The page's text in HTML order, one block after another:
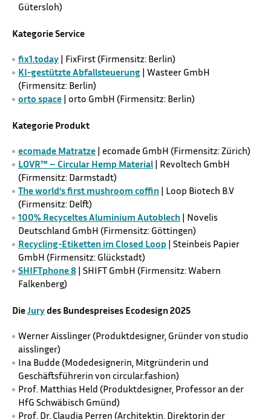
Gütersloh)
Kategorie Service
fix1.today | FixFirst (Firmensitz: Berlin)
KI-gestützte Abfallsteuerung | Wasteer GmbH
(Firmensitz: Berlin)
orto space | orto GmbH (Firmensitz: Berlin)
Kategorie Produkt
ecomade Matratze | ecomade GmbH (Firmensitz:Zürich)
LOVR™ – Circular Hemp Material | Revoltech GmbH
(Firmensitz: Darmstadt)
The world‘s first mushroom coffin | Loop Biotech B.V
(Firmensitz: Delft)
100% Recyceltes Aluminium Autoblech | Novelis
Deutschland GmbH (Firmensitz: Göttingen)
Recycling-Etiketten im Closed Loop | Steinbeis Papier
GmbH (Firmensitz: Glückstadt)
SHIFTphone 8 | SHIFT GmbH (Firmensitz:Wabern
Falkenberg)
DieJurydes Bundespreises Ecodesign 2025
Werner Aisslinger (Produktdesigner, Gründer von studio
aisslinger)
Ina Budde (Modedesignerin, Mitgründerin und
Geschäftsführerin von circular.fashion)
Prof. Matthias Held (Produktdesigner, Professor an der
HfG Schwäbisch Gmünd)
Prof. Dr. Claudia Perren (Architektin, Direktorin der